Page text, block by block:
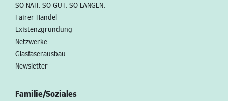
SO NAH. SO GUT. SO LANGEN.
Fairer Handel
Existenzgründung
Netzwerke
Glasfaserausbau
Newsletter
Familie/Soziales